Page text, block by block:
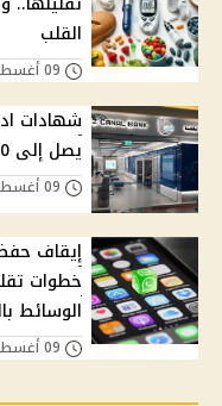
القلب
يصل إلى 19.50% والشراء يبدأ من 1000 جنيه
إيقاف
خطوات
الوسائط